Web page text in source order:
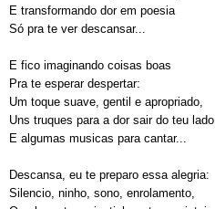
E transformando dor em poesia
Só pra te ver descansar...
E fico imaginando coisas boas
Pra te esperar despertar:
Um toque suave, gentil e apropriado,
Uns truques para a dor sair do teu lado,
E algumas musicas para cantar...
Descansa, eu te preparo essa alegria:
Silencio, ninho, sono, enrolamento,